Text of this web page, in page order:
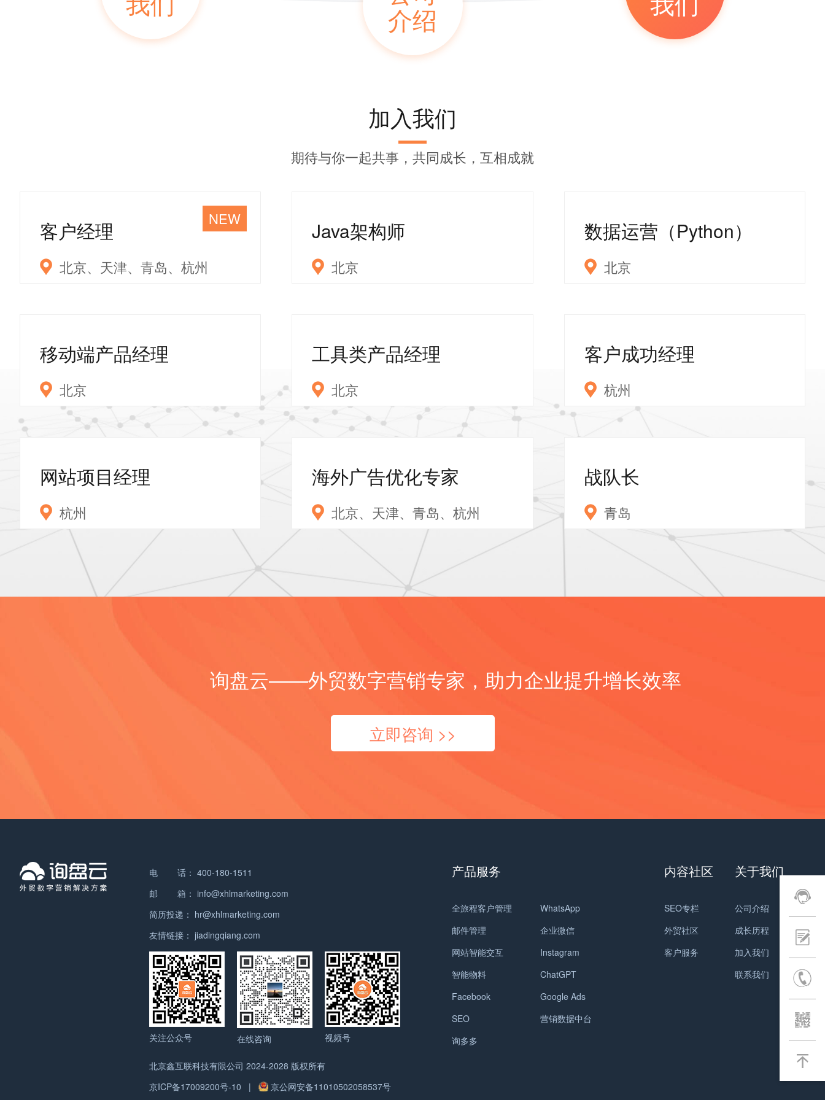
介绍
加入我们
期待与你一起共事，共同成长，互相成就
NEW
客户经理
北京、天津、青岛、杭州
Java架构师
北京
数据运营（Python）
北京
移动端产品经理
北京
⼯具类产品经理
北京
客户成功经理
杭州
网站项目经理
杭州
海外广告优化专家
北京、天津、青岛、杭州
战队长
青岛
询盘云——外贸数字营销专家，助力企业提升增长效率
立即咨询 >>
电 话： 400-180-1511
邮 箱： info@xhlmarketing.com
简历投递： hr@xhlmarketing.com
友情链接： jiadingqiang.com
关注公众号 在线咨询 视频号
北京鑫互联科技有限公司2024-2028 版权所有
京ICP备17009200号-10
| 京公网安备11010502058537号
产品服务
全旅程客户管理
WhatsApp
邮件管理
企业微信
网站智能交互
Instagram
智能物料
ChatGPT
Facebook
Google Ads
SEO
营销数据中台
询多多
内容社区
SEO专栏
外贸社区
客户服务
关于我们
公司介绍
成长历程
加入我们
联系我们